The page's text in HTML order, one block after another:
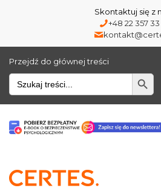
Skontaktuj się z
+48 22 357
Przejdź do głównej treści
Wyszukiwarka